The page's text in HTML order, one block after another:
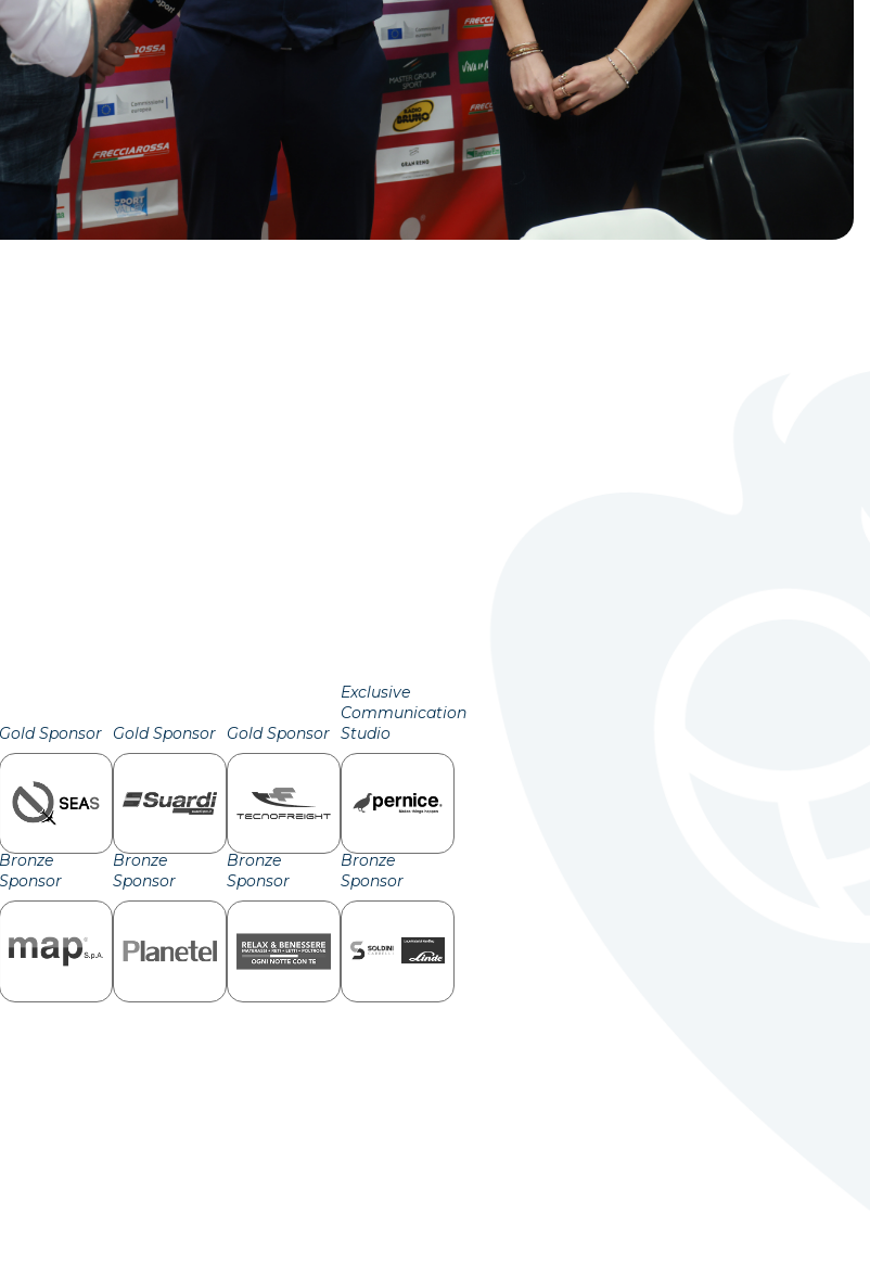
Gold Sponsor Gold Sponsor Gold Sponsor
Exclusive
Communication
Studio
Bronze
Sponsor
Bronze
Sponsor
Bronze
Sponsor
Bronze
Sponsor